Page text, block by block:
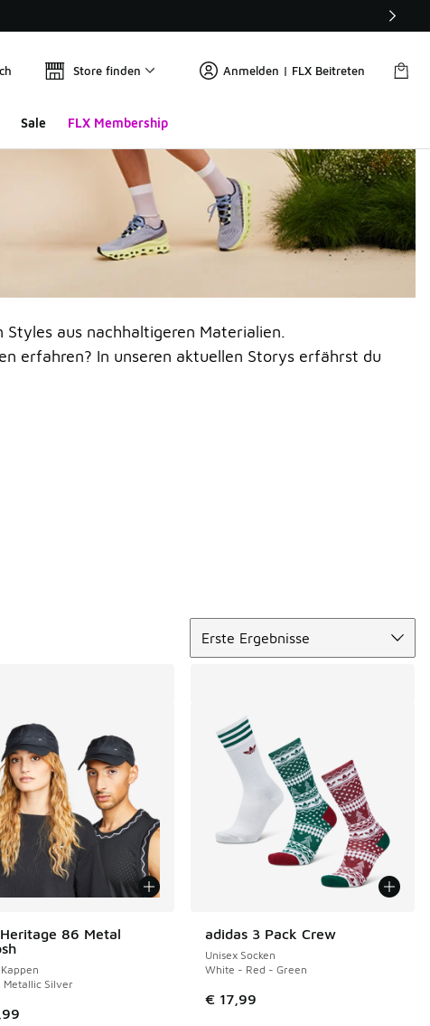
Store finden Anmelden | FLX Beitreten
Sale FLX Membership
aus nachhaltigeren Materialien.
erfahren? In unseren aktuellen Storys erfährst du
Erste Ergebnisse
86 Metal
Metallic Silver
adidas 3 Pack Crew
Unisex Socken
White - Red - Green
€ 17,99